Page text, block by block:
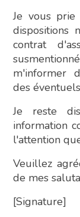
Je vous
dispositions
contrat
m'informer
des
Je reste
information
l'attention
Veuillez
de mes
[Signature]